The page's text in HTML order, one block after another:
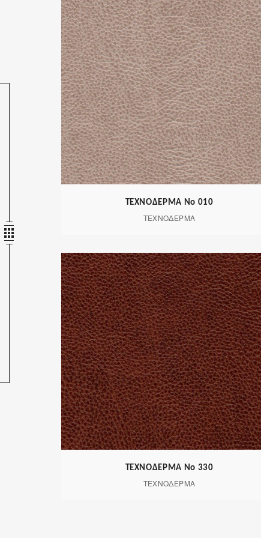
ΤΕΧΝΟΔΕΡΜΑ Νο 010
ΤΕΧΝΟΔΕΡΜΑ
ΤΕΧΝΟΔΕΡΜΑ Νο 330
ΤΕΧΝΟΔΕΡΜΑ